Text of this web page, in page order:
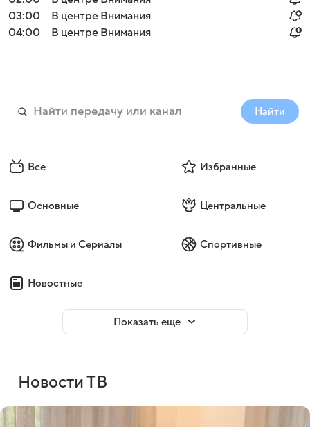
03:00
В центре Внимания
04:00
В центре Внимания
Найти
Все Избранные
Основные Центральные
Фильмы и Сериалы Спортивные
Новостные
Показать еще
Новости ТВ